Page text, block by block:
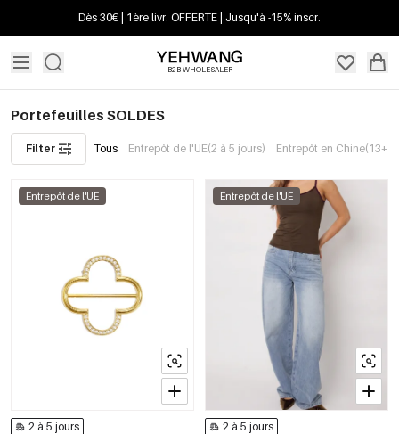
Dès 30€ | 1ère livr. OFFERTE | Jusqu'à -15% inscr.
B2B WHOLESALER
Portefeuilles SOLDES
Filter Tous Entrepôt de l'UE(2 à 5 jours) Entrepôt en Chine(13+
Entrepôt de l'UE
2 à 5 jours
Entrepôt de l'UE
2 à 5 jours